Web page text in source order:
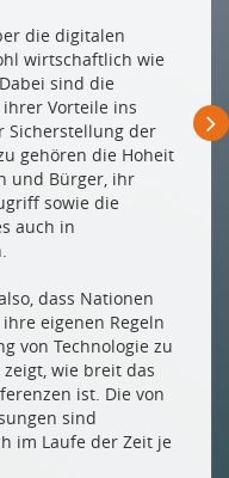
die digitalen
wirtschaftlich wie
sind die
Vorteile ins
Sicherstellung der
gehören die Hoheit
und Bürger, ihr
sowie die
auch in
dass Nationen
eigenen Regeln
von Technologie zu
wie breit das
ist. Die von
sind
im Laufe der Zeit je